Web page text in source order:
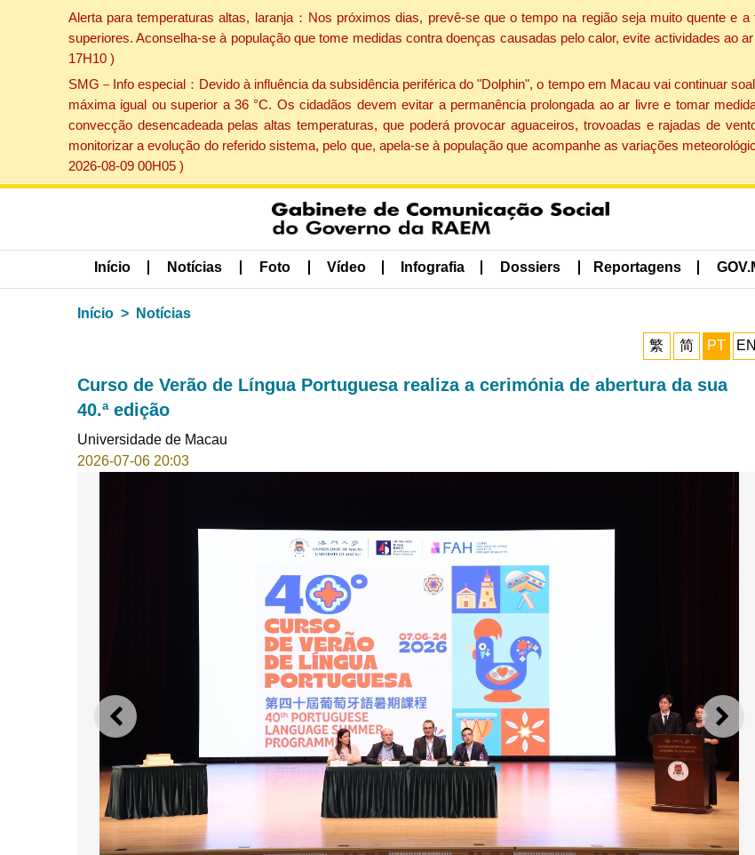
Alerta para temperaturas altas, laranja：Nos próximos dias, prevê-se que o tempo na região seja muito quente e
superiores. Aconselha-se à população que tome medidas contra doenças causadas pelo calor, evite actividades ao
17H10 )
SMG－Info especial：Devido à influência da subsidência periférica do "Dolphin", o tempo em Macau vai continuar
máxima igual ou superior a 36 °C. Os cidadãos devem evitar a permanência prolongada ao ar livre e tomar
convecção desencadeada pelas altas temperaturas, que poderá provocar aguaceiros, trovoadas e rajadas de
monitorizar a evolução do referido sistema, pelo que, apela-se à população que acompanhe as variações
2026-08-09 00H05 )
Início Notícias Foto Vídeo Infografia Dossiers Reportagens
Início Notícias
繁 简 PT EN
Curso de Verão de Língua Portuguesa realiza a cerimónia de abertura da sua
40.ª edição
Universidade de Macau
2026-07-06 20:03
ANTERIOR